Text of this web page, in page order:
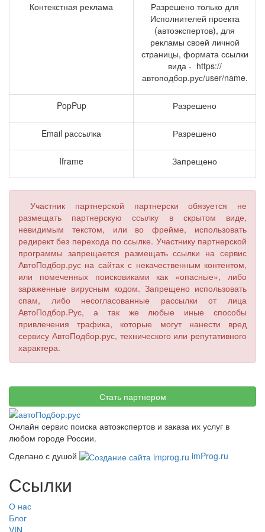
Контекстная реклама
Разрешено только для
Исполнителей проекта
(автоэкспертов), для
рекламы своей личной
страницы, формата ссылки
вида - https://
автоподбор.рус/user/name.
PopPup Разрешено
Email рассылка Разрешено
Iframe Запрещено
Участник партнерской партнерски обязуется не
размещать партнерскую ссылку в скрытом виде,
невидимым текстом, или во фрейме, использовать
редирект без перехода по ссылке. Участнику партнерской
программы запрещается размещать ссылки на сервис
АвтоПодбор.рус на сайтах с некачественным контентом,
или помеченных поисковиками как «опасные», либо
зараженные вирусным кодом. Запрещено использовать
спам, либо несогласованные рассылки от лица
АвтоПодбор.Рус, а так же любые иные способы
привлечения трафика, которые могут нанести вред
сервису АвтоПодбор.рус, технического или репутативного
характера.
Онлайн сервис поиска автоэкспертов и заказа их услуг в
любом городе России.
Сделано с душой
imProg.ru
Ссылки
О нас
Блог
VIN